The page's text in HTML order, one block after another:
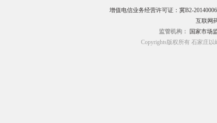
增值电信业务经营许可证：冀B2-20140006
互联网
监管机构：
国家市场
Copyrights版权所有 石家庄